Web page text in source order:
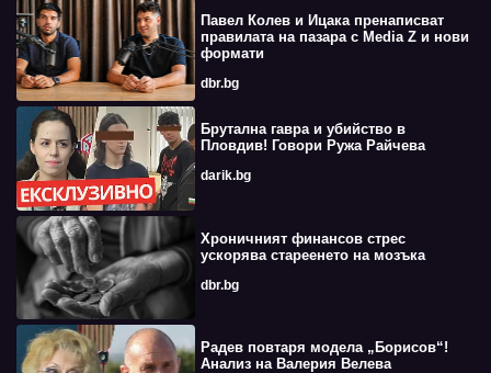
Павел Колев и Ицака пренаписват
правилата на пазара с Media Z и нови
формати
dbr.bg
Брутална гавра и убийство в
Пловдив! Говори Ружа Райчева
darik.bg
Хроничният финансов стрес
ускорява стареенето на мозъка
dbr.bg
Радев повтаря модела „Борисов“!
Анализ на Валерия Велева